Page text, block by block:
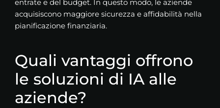
entrate e del budget. In questo modo, le aziende
acquisiscono maggiore sicurezza e affidabilità nella
pianificazione finanziaria.
Quali vantaggi offrono
le soluzioni di IA alle
aziende?